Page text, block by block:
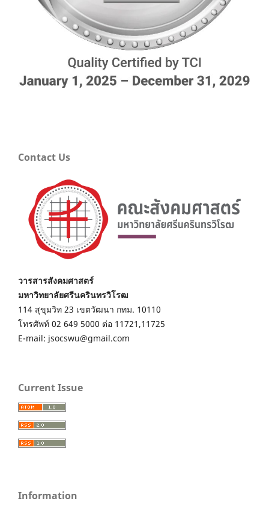
Contact Us
วารสารสังคมศาสตร์
มหาวิทยาลัยศรีนครินทรวิโรฒ
114 สุขุมวิท 23 เขตวัฒนา กทม. 10110
โทรศัพท์ 02 649 5000 ต่อ 11721,11725
E-mail: jsocswu@gmail.com
Current Issue
Information